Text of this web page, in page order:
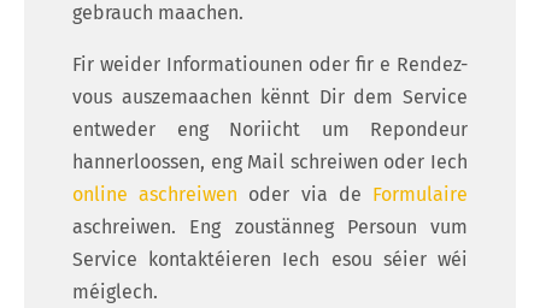
gebrauch maachen.
Fir weider Informatiounen oder fir e Rendez-
vous auszemaachen kënnt Dir dem Service
entweder eng Noriicht um Repondeur
hannerloossen, eng Mail schreiwen oder Iech
online aschreiwen oder via de Formulaire
aschreiwen. Eng zoustänneg Persoun vum
Service kontaktéieren Iech esou séier wéi
méiglech.